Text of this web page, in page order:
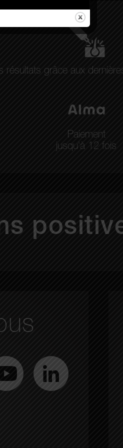
résultats grâce aux
Paiement
jusqu'à 12 fois